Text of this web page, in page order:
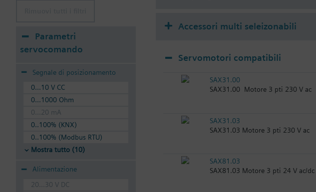
Parametri
servocomando
Segnale di posizionamento
0...10 V CC
0...1000 Ohm
0...20 mA
0..100% (KNX)
0..100% (Modbus RTU)
Mostra tutto (10)
Alimentazione
20...30 V DC
Accessori multi seleizonabili
Servomotori compatibili
SAX31.00
SAX31.00 Motore 3 pti 230 V ac
SAX31.03
SAX31.03 Motore 3 pti 230 V ac
SAX81.03
SAX81.03 Motore 3 pti 24 V ac/dc